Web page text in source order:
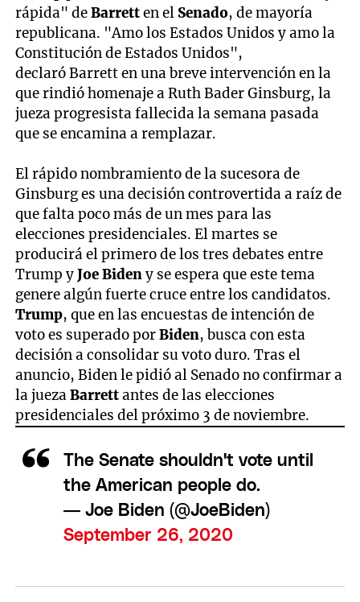
rápida" deBarretten el Senado, de mayoría
republicana. "Amo los Estados Unidos y amo la
Constitución de Estados Unidos",
declaró Barrett en una breve intervención en la
que rindió homenaje a Ruth Bader Ginsburg, la
jueza progresista fallecida la semana pasada
que se encamina a remplazar.
El rápido nombramiento de la sucesora de
Ginsburg es una decisión controvertida a raíz de
que falta poco más de un mes para las
elecciones presidenciales. El martes se
producirá el primero de los tres debates entre
Trump yJoe Bideny se espera que este tema
genere algún fuerte cruce entre los candidatos.
Trump, que en las encuestas de intención de
voto es superado porBiden, busca con esta
decisión a consolidar su voto duro. Tras el
anuncio, Biden le pidió al Senado no confirmar a
la juezaBarrettantes de las elecciones
presidenciales del próximo 3 de noviembre.
The Senate shouldn't vote until
the American people do.
— Joe Biden (@JoeBiden)
September 26, 2020